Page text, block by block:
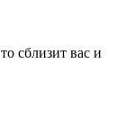
сблизит вас и